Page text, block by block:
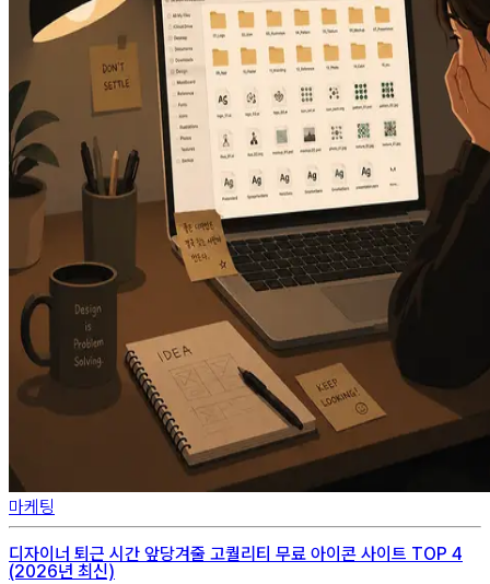
마케팅
디자이너 퇴근 시간 앞당겨줄 고퀄리티 무료 아이콘 사이트 TOP 4
(2026년 최신)